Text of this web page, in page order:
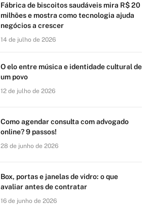
Fábrica de biscoitos saudáveis mira R$ 20
milhões e mostra como tecnologia ajuda
negócios a crescer
14 de julho de 2026
O elo entre música e identidade cultural de
um povo
12 de julho de 2026
Como agendar consulta com advogado
online? 9 passos!
28 de junho de 2026
Box, portas e janelas de vidro: o que
avaliar antes de contratar
16 de junho de 2026